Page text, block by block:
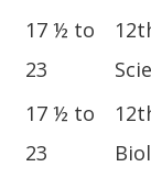
17 ½ to
23
17 ½ to
23